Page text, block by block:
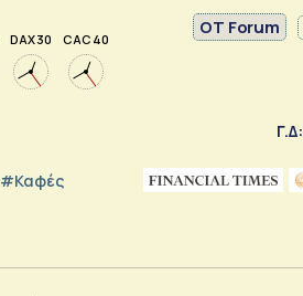
DAX 30 CAC 40
OT Forum
Γ.Δ:
#καφές